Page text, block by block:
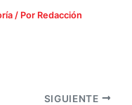
/ Por Redacción
SIGUIENTE